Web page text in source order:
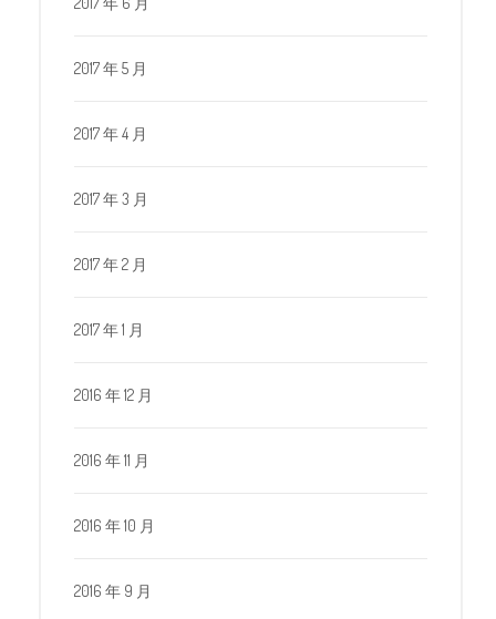
2017 年 5 月
2017 年 4 月
2017 年 3 月
2017 年 2 月
2017 年 1 月
2016 年 12 月
2016 年 11 月
2016 年 10 月
2016 年 9 月